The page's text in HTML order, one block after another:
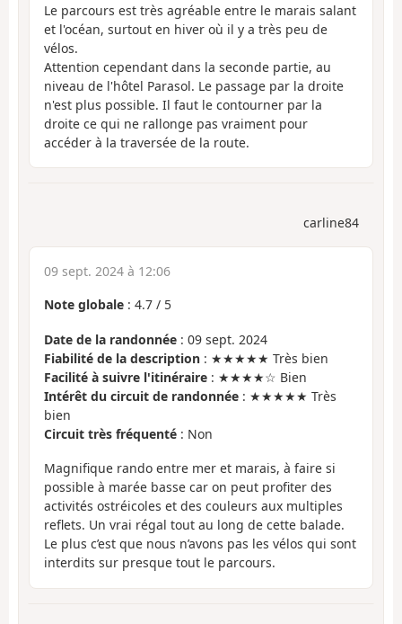
Le parcours est très agréable entre le marais salant
et l'océan, surtout en hiver où il y a très peu de
vélos.
Attention cependant dans la seconde partie, au
niveau de l'hôtel Parasol. Le passage par la droite
n'est plus possible. Il faut le contourner par la
droite ce qui ne rallonge pas vraiment pour
accéder à la traversée de la route.
carline84
09 sept. 2024 à 12:06
Note globale : 4.7 / 5
Date de la randonnée : 09 sept. 2024
Fiabilité de la description : ★★★★★ Très bien
Facilité à suivre l'itinéraire : ★★★★☆ Bien
Intérêt du circuit de randonnée : ★★★★★ Très
bien
Circuit très fréquenté : Non
Magnifique rando entre mer et marais, à faire si
possible à marée basse car on peut profiter des
activités ostréicoles et des couleurs aux multiples
reflets. Un vrai régal tout au long de cette balade.
Le plus c’est que nous n’avons pas les vélos qui sont
interdits sur presque tout le parcours.